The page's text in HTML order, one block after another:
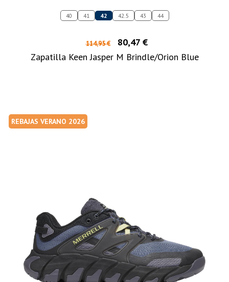
40 41 42 42.5 43 44
114,95 €
80,47 €
Zapatilla Keen Jasper M Brindle/Orion Blue
REBAJAS VERANO 2026